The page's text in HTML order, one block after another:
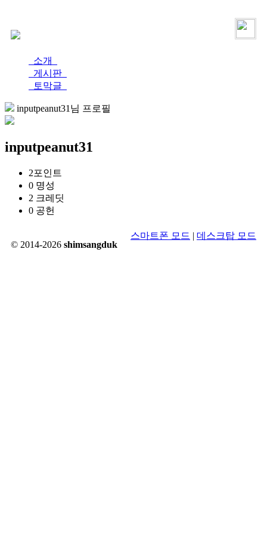
소개
게시판
토막글
inputpeanut31님 프로필
inputpeanut31
2포인트
0 명성
2 크레딧
0 공헌
© 2014-2026 shimsangduk
스마트폰 모드 | 데스크탑 모드